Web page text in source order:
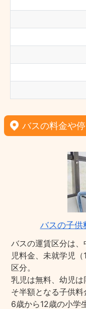
バスの料金や
バスの子供
バスの運賃区分は
児料金、未就学児
区分。
乳児は無料、幼児
そ半額となる子供
6歳から12歳の小学